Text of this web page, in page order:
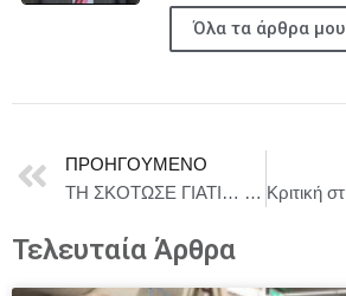
Όλα τα άρθρα μου
ΠΡΟΗΓΟΎΜΕΝΟ
ΤΗ ΣΚΟΤΩΣΕ ΓΙΑΤΙ… ΗΤΑΝ ΓΥΝΑΙΚΑ… Γράφει η δημοσιογράφος Μαργαρίτα Ικαρίου
Τελευταία Άρθρα